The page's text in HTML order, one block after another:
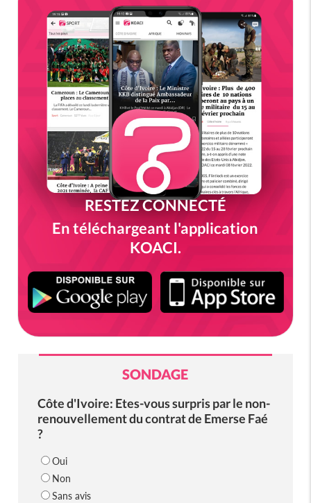
RESTEZ CONNECTÉ
En téléchargeant l'application
KOACI.
SONDAGE
Côte d'Ivoire: Etes-vous surpris par le non-
renouvellement du contrat de Emerse Faé
?
Oui
Non
Sans avis